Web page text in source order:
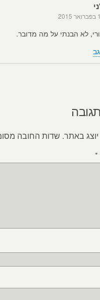
לא הבנתי על מה מדובר.
באתר. שדות החובה
*